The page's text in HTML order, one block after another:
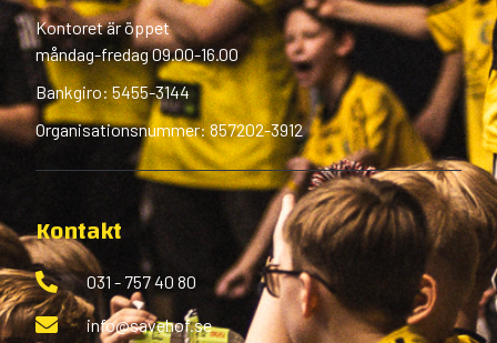
Kontoret är öppet
måndag-fredag 09.00-16.00
Bankgiro: 5455-3144
Organisationsnummer: 857202-3912
Kontakt
031 - 757 40 80
info@savehof.se